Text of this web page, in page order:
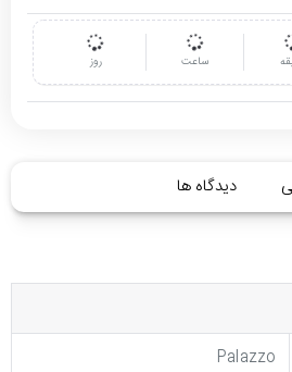
روز ساعت
دیدگاه ها
Palazzo